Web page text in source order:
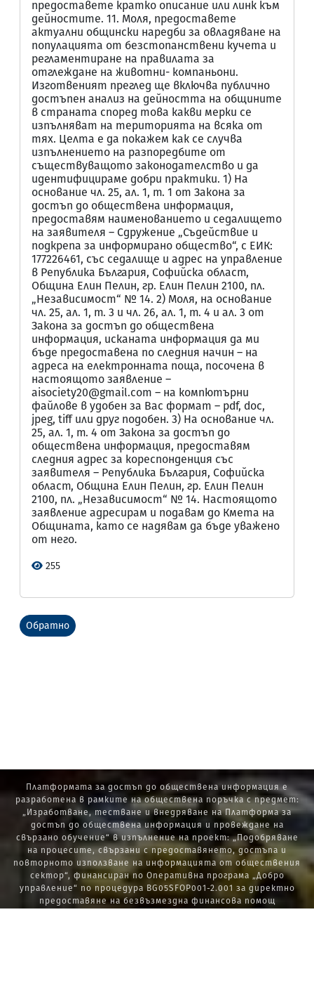
предоставете кратко описание или линк към
дейностите. 11. Моля, предоставете
актуални общински наредби за овладяване на
популацията от безстопанствени кучета и
регламентиране на правилата за
отглеждане на животни- компаньони.
Изготвеният преглед ще включва публично
достъпен анализ на дейността на общините
в страната според това какви мерки се
изпълняват на територията на всяка от
тях. Целта е да покажем как се случва
изпълнението на разпоредбите от
съществуващото законодателство и да
идентифицираме добри практики. 1) На
основание чл. 25, ал. 1, т. 1 от Закона за
достъп до обществена информация,
предоставям наименованието и седалището
на заявителя – Сдружение „Съдействие и
подкрепа за информирано общество“, с ЕИК:
177226461, със седалище и адрес на управление
в Република България, Софийска област,
Община Елин Пелин, гр. Елин Пелин 2100, пл.
„Независимост“ № 14. 2) Моля, на основание
чл. 25, ал. 1, т. 3 и чл. 26, ал. 1, т. 4 и ал. 3 от
Закона за достъп до обществена
информация, исканата информация да ми
бъде предоставена по следния начин – на
адреса на електронната поща, посоченa в
настоящото заявление –
aisociety20@gmail.com – на компютърни
файлове в удобен за Вас формат – pdf, doc,
jpeg, tiff или друг подобен. 3) На основание чл.
25, ал. 1, т. 4 от Закона за достъп до
обществена информация, предоставям
следния адрес за кореспонденция със
заявителя – Република България, Софийска
област, Община Елин Пелин, гр. Елин Пелин
2100, пл. „Независимост“ № 14. Настоящото
заявление адресирам и подавам до Кмета на
Общината, като се надявам да бъде уважено
от него.
255
Обратно
Платформата за достъп до обществена информация е
разработена в рамките на обществена поръчка с предмет:
„Изработване, тестване и внедряване на Платформа за
достъп до обществена информация и провеждане на
свързано обучение“ в изпълнение на проект: „Подобряване
на процесите, свързани с предоставянето, достъпа и
повторното използване на информацията от обществения
сектор“, финансиран по Оперативна програма „Добро
управление“ по процедура BG05SFOP001-2.001 за директно
предоставяне на безвъзмездна финансова помощ